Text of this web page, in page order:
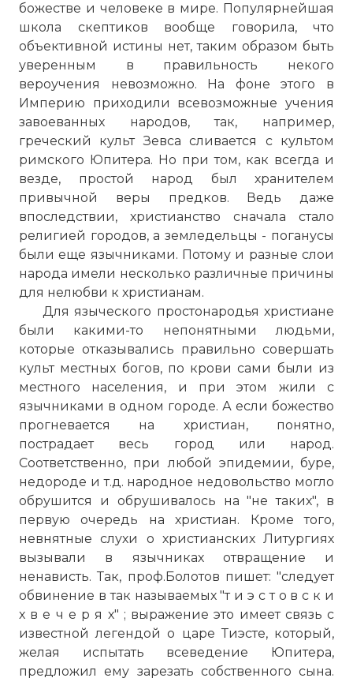
божестве и человеке в мире. Популярнейшая
школа скептиков вообще говорила, что
объективной истины нет, таким образом быть
уверенным в правильность некого
вероучения невозможно. На фоне этого в
Империю приходили всевозможные учения
завоеванных народов, так, например,
греческий культ Зевса сливается с культом
римского Юпитера. Но при том, как всегда и
везде, простой народ был хранителем
привычной веры предков. Ведь даже
впоследствии, христианство сначала стало
религией городов, а земледельцы - поганусы
были еще язычниками. Потому и разные слои
народа имели несколько различные причины
для нелюбви к христианам.
Для языческого простонародья христиане
были какими-то непонятными людьми,
которые отказывались правильно совершать
культ местных богов, по крови сами были из
местного населения, и при этом жили с
язычниками в одном городе. А если божество
прогневается на христиан, понятно,
пострадает весь город или народ.
Соответственно, при любой эпидемии, буре,
недороде и т.д. народное недовольство могло
обрушится и обрушивалось на "не таких", в
первую очередь на христиан. Кроме того,
невнятные слухи о христианских Литургиях
вызывали в язычниках отвращение и
ненависть. Так, проф.Болотов пишет: "следует
обвинение в так называемых "т и э с т о в с к и
х в е ч е р я х" ; выражение это имеет связь с
известной легендой о царе Тиэсте, который,
желая испытать всеведение Юпитера,
предложил ему зарезать собственного сына.